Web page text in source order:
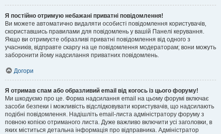
Я постійно отримую небажані приватні повідомлення!
Ви можете автоматично видаляти особисті повідомлення користувачів,
скориставшись правилами для повідомлень у вашій Панелі керування.
Якщо ви отримуєте образливі приватні повідомлення від одного з
учасників, відправте скаргу на це повідомлення модераторам; вони можуть
заборонити йому надсилання приватних повідомлень.
Догори
Я отримав спам або образливий email від когось із цього форуму!
Ми шкодуємо про це. Форма надсилання email на цьому форумі включає
засоби безпеки і можливість відслідковувати користувачів, що надсилають
подібні повідомлення. Надішліть email-листа адміністратору форуму з
повною копією отриманого листа. Дуже важливо включити усі заголовки, в
яких міститься детальна інформація про відправника. Адміністратор